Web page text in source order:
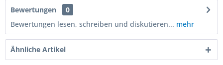
Bewertungen
0
Bewertungen lesen, schreiben und diskutieren... mehr
Ähnliche Artikel